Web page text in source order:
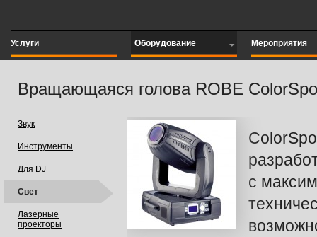
Услуги Оборудование Мероприятия
Вращающаяся голова ROBE
Звук
Инструменты
Для DJ
Свет
Лазерные
проекторы
с